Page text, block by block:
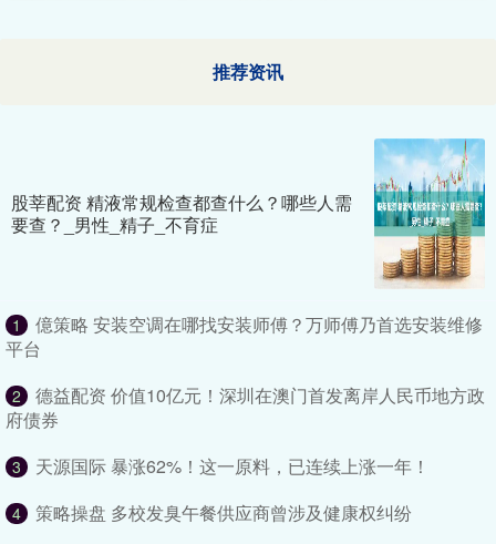
推荐资讯
股莘配资 精液常规检查都查什么？哪些人需
要查？_男性_精子_不育症
1
億策略 安装空调在哪找安装师傅？万师傅乃首选安装维修
平台
2
德益配资 价值10亿元！深圳在澳门首发离岸人民币地方政
府债券
3 天源国际 暴涨62%！这一原料，已连续上涨一年！
4 策略操盘 多校发臭午餐供应商曾涉及健康权纠纷